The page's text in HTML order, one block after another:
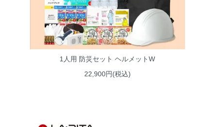
1人用 防災セット ヘルメットW
22,900円(税込)